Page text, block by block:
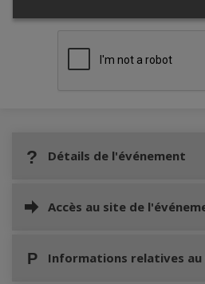
Détails de l'événement
Accès au site de
Informations relatives